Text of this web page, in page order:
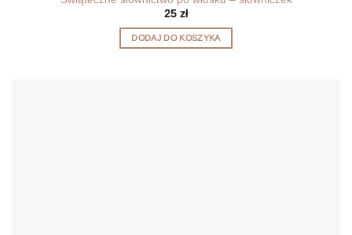
25 zł
DODAJ DO KOSZYKA